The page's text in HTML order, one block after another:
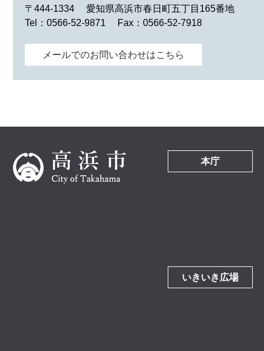
〒444-1334
愛知県高浜市春日町五丁目165番地
Tel：0566-52-9871
Fax：0566-52-7918
メールでのお問い合わせはこちら
本庁
いきいき広場